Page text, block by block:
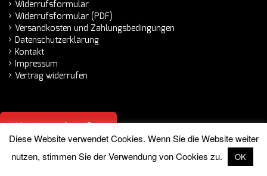
Widerrufsformular
Widerrufsformular (PDF)
Versandkosten und Zahlungsbedingungen
Datenschutzerklärung
Kontakt
Impressum
Vertrag widerrufen
Vertrag widerrufen
© 2026 Hemminger Handelsvertretung
Diese Website verwendet Cookies. Wenn Sie die Website weiter
nutzen, stimmen Sie der Verwendung von Cookies zu.
OK